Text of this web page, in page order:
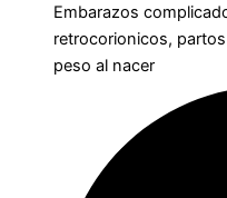
Embarazos
retrocorionicos,
peso al nacer